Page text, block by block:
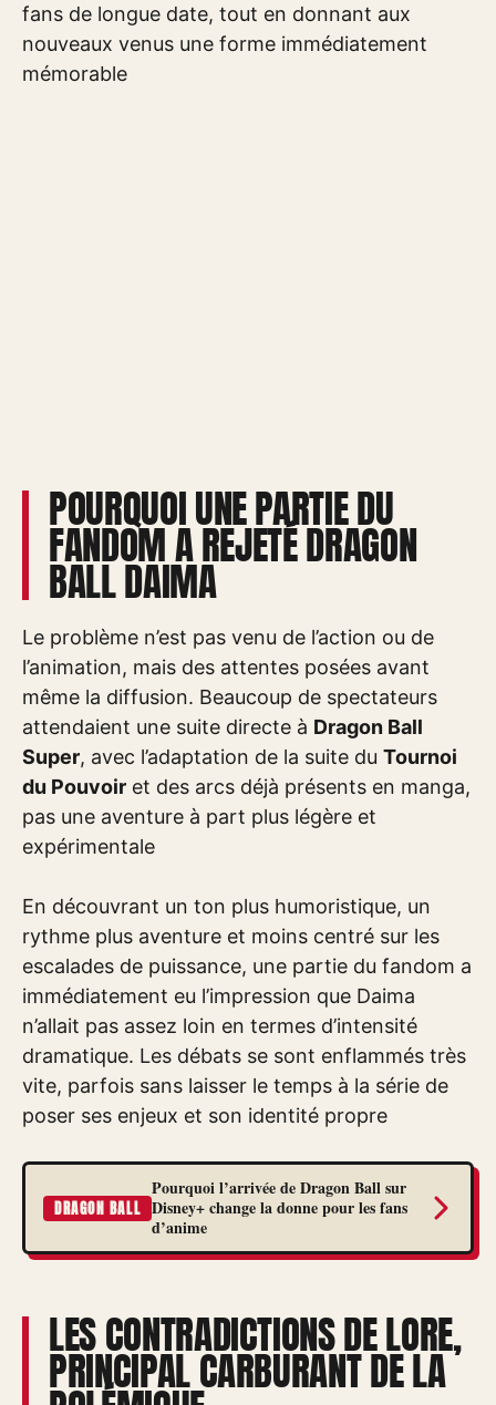
fans de longue date, tout en donnant aux
nouveaux venus une forme immédiatement
mémorable
POURQUOI UNE PARTIE DU
FANDOM A REJETÉ DRAGON
BALL DAIMA
Le problème n’est pas venu de l’action ou de
l’animation, mais des attentes posées avant
même la diffusion. Beaucoup de spectateurs
attendaient une suite directe à Dragon Ball
Super, avec l’adaptation de la suite du Tournoi
du Pouvoir et des arcs déjà présents en manga,
pas une aventure à part plus légère et
expérimentale
En découvrant un ton plus humoristique, un
rythme plus aventure et moins centré sur les
escalades de puissance, une partie du fandom a
immédiatement eu l’impression que Daima
n’allait pas assez loin en termes d’intensité
dramatique. Les débats se sont enflammés très
vite, parfois sans laisser le temps à la série de
poser ses enjeux et son identité propre
DRAGON BALL
Pourquoi l’arrivée de Dragon Ball sur
Disney+ change la donne pour les fans
d’anime
LES CONTRADICTIONS DE LORE,
PRINCIPAL CARBURANT DE LA